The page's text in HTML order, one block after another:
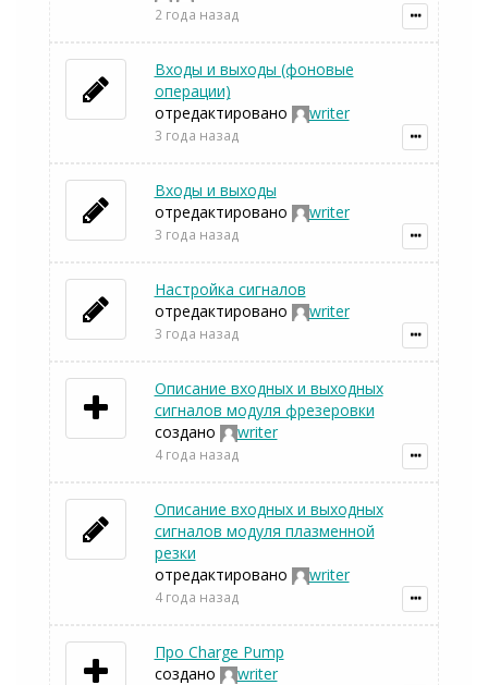
2 года назад
Входы и выходы (фоновые
операции)
отредактировано
writer
3 года назад
Входы и выходы
отредактировано
writer
3 года назад
Настройка сигналов
отредактировано
writer
3 года назад
Описание входных и выходных
сигналов модуля фрезеровки
создано
writer
4 года назад
Описание входных и выходных
сигналов модуля плазменной
резки
отредактировано
writer
4 года назад
Про Charge Pump
создано
writer